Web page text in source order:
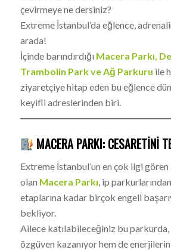
çevirmeye ne dersiniz?
Extreme İstanbul’da eğlence,
arada!
İçinde barındırdığı Macera Parkı,
Trambolin Park ve Ağ Parkuru ile
ziyaretçiye hitap eden bu eğlence
keyifli adreslerinden biri.
MACERA PARKI: CESARETINI
Extreme İstanbul’un en çok ilgi
olan Macera Parkı , ip
etaplarına kadar birçok engeli
bekliyor.
Ailece katılabileceğiniz bu
özgüven kazanıyor hem de